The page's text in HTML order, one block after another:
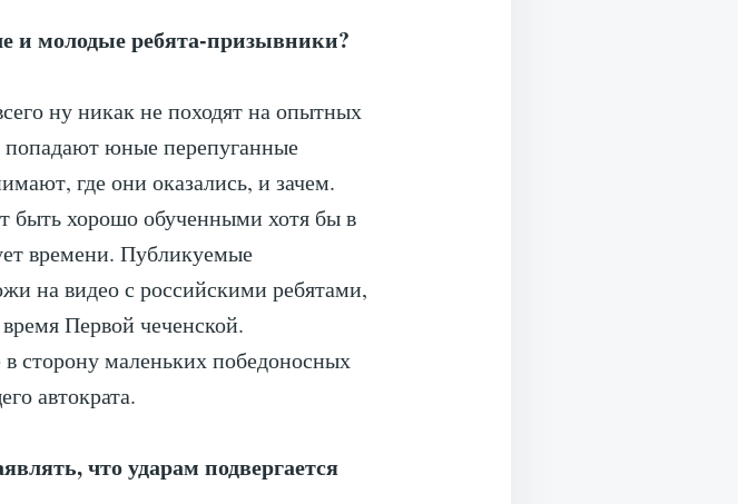
молодые ребята-призывники?
ну никак не походят на опытных
юные перепуганные
где они оказались, и зачем.
быть хорошо обученными хотя бы в
времени. Публикуемые
на видео с российскими ребятами,
Первой чеченской.
сторону маленьких победоносных
автократа.
что ударам подвергается